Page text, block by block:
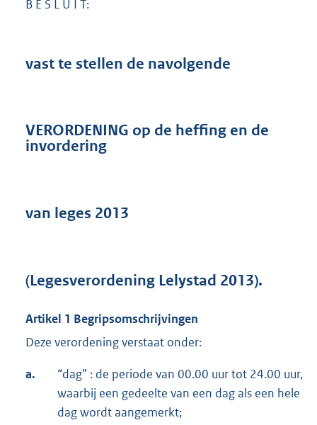
B E S L U I T:
vast te stellen de navolgende
VERORDENING op de heffing en de
invordering
van leges 2013
(Legesverordening Lelystad 2013).
Artikel 1 Begripsomschrijvingen
Deze verordening verstaat onder:
a.
“dag” : de periode van 00.00 uur tot 24.00 uur,
waarbij een gedeelte van een dag als een hele
dag wordt aangemerkt;